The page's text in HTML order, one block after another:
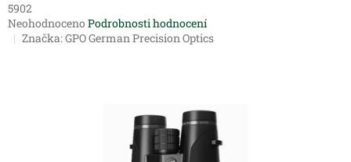
5902
Průměrné
hodnocení
Neohodnoceno Podrobnosti hodnocení
Značka:GPO German Precision Optics